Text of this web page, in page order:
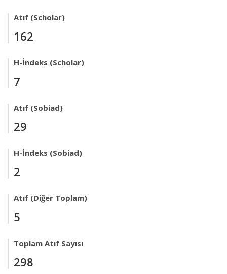
Atıf (Scholar)
162
H-İndeks (Scholar)
7
Atıf (Sobiad)
29
H-İndeks (Sobiad)
2
Atıf (Diğer Toplam)
5
Toplam Atıf Sayısı
298